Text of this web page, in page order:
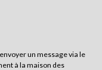
un message via le
à la maison des